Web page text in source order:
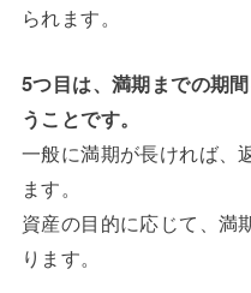
られます。
5つ目は、満期までの期
うことです。
一般に満期が長ければ、
ます。
資産の目的に応じて、満
ります。